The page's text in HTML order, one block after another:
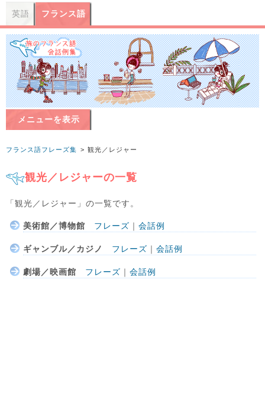
英語 フランス語
メニューを表示
フランス語フレーズ集 観光／レジャー
観光／レジャーの一覧
「観光／レジャー」の一覧です。
美術館／博物館 フレーズ ｜ 会話例
ギャンブル／カジノ フレーズ ｜ 会話例
劇場／映画館 フレーズ ｜ 会話例